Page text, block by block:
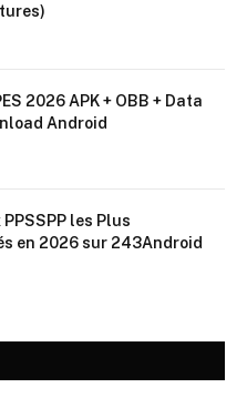
2026 APK + OBB + Data
Android
PPSSPP les Plus
en 2026 sur 243Android